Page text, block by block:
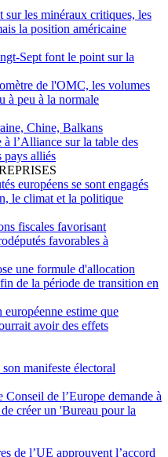
sur les minéraux critiques, les
la position américaine
Sept font le point sur la
de l'OMC, les volumes
à peu à la normale
Chine, Balkans
l’Alliance sur la table des
pays alliés
européens se sont engagés
le climat et la politique
fiscales favorisant
favorables à
une formule d'allocation
de la période de transition en
estime que
avoir des effets
manifeste électoral
Conseil de l’Europe demande à
créer un 'Bureau pour la
de l’UE approuvent l’accord